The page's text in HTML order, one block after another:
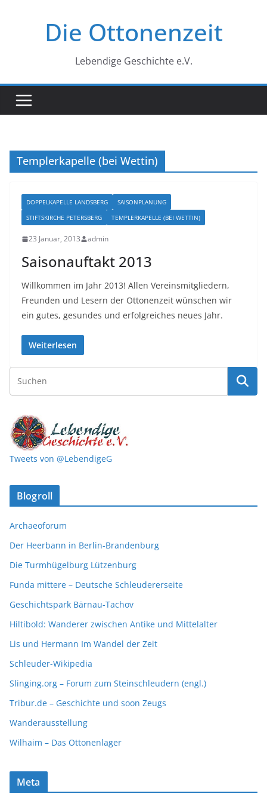
Die Ottonenzeit
Lebendige Geschichte e.V.
Templerkapelle (bei Wettin)
DOPPELKAPELLE LANDSBERG
SAISONPLANUNG
STIFTSKIRCHE PETERSBERG
TEMPLERKAPELLE (BEI WETTIN)
23 Januar, 2013 admin
Saisonauftakt 2013
Willkommen im Jahr 2013! Allen Vereinsmitgliedern,
Freunden und Lesern der Ottonenzeit wünschen wir
ein gutes, gesundes und erfolgreiches neues Jahr.
Weiterlesen
Tweets von @LebendigeG
Blogroll
Archaeoforum
Der Heerbann in Berlin-Brandenburg
Die Turmhügelburg Lützenburg
Funda mittere – Deutsche Schleudererseite
Geschichtspark Bärnau-Tachov
Hiltibold: Wanderer zwischen Antike und Mittelalter
Lis und Hermann Im Wandel der Zeit
Schleuder-Wikipedia
Slinging.org – Forum zum Steinschleudern (engl.)
Tribur.de – Geschichte und soon Zeugs
Wanderausstellung
Wilhaim – Das Ottonenlager
Meta